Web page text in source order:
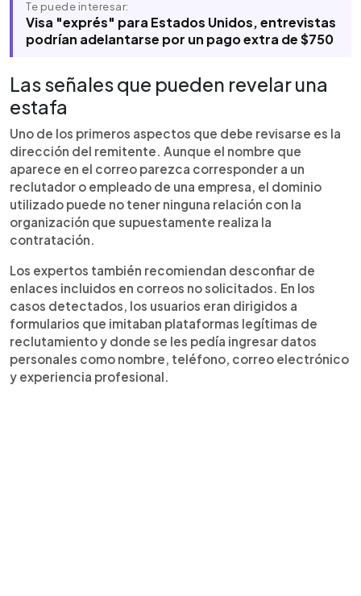
Te puede interesar:
Visa "exprés" para Estados Unidos, entrevistas
podrían adelantarse por un pago extra de $750
Las señales que pueden revelar una
estafa
Uno de los primeros aspectos que debe revisarse es la
dirección del remitente. Aunque el nombre que
aparece en el correo parezca corresponder a un
reclutador o empleado de una empresa, el dominio
utilizado puede no tener ninguna relación con la
organización que supuestamente realiza la
contratación.
Los expertos también recomiendan desconfiar de
enlaces incluidos en correos no solicitados. En los
casos detectados, los usuarios eran dirigidos a
formularios que imitaban plataformas legítimas de
reclutamiento y donde se les pedía ingresar datos
personales como nombre, teléfono, correo electrónico
y experiencia profesional.